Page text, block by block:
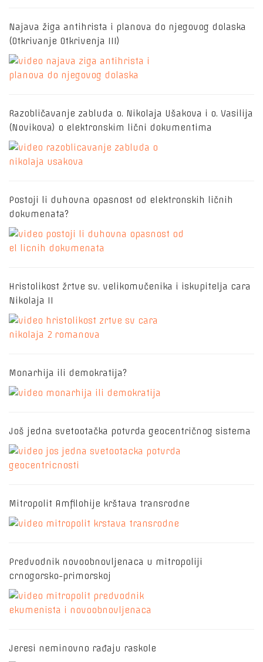
Najava žiga antihrista i planova do njegovog dolaska
(Otkrivanje Otkrivenja III)
Razobličavanje zabluda o. Nikolaja Ušakova i o. Vasilija
(Novikova) o elektronskim lični dokumentima
Postoji li duhovna opasnost od elektronskih ličnih
dokumenata?
Hristolikost žrtve sv. velikomučenika i iskupitelja cara
Nikolaja II
Monarhija ili demokratija?
Još jedna svetootačka potvrda geocentričnog sistema
Mitropolit Amfilohije krštava transrodne
Predvodnik novoobnovljenaca u mitropoliji
crnogorsko-primorskoj
Jeresi neminovno rađaju raskole